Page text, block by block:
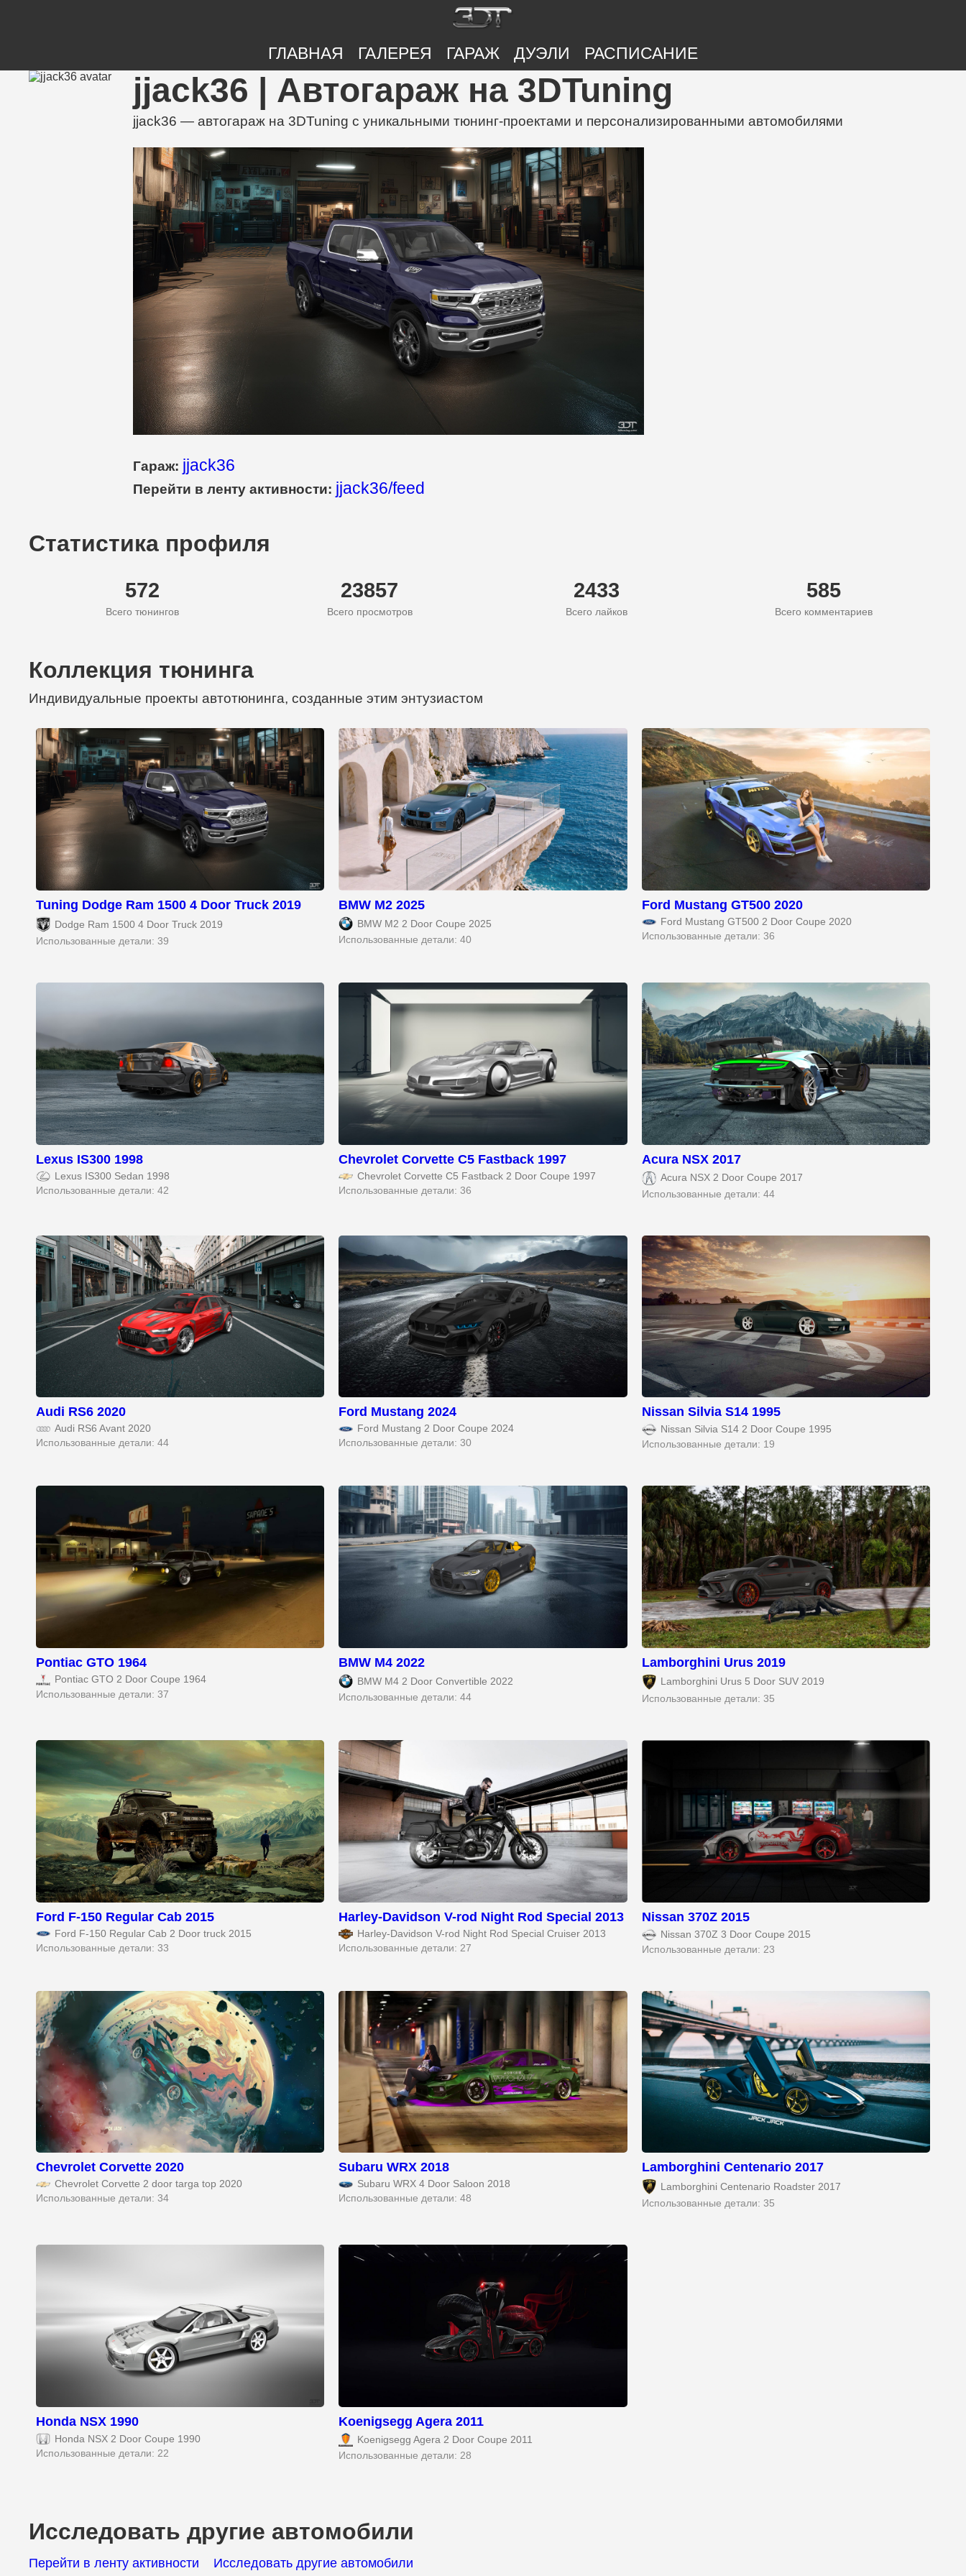
ГЛАВНАЯ ГАЛЕРЕЯ ГАРАЖ ДУЭЛИ РАСПИСАНИЕ
jjack36 | Автогараж на 3DTuning
jjack36 — автогараж на 3DTuning с уникальными тюнинг-проектами и персонализированными автомобилями
Гараж: jjack36
Перейти в ленту активности: jjack36/feed
Статистика профиля
572
Всего тюнингов
23857
Всего просмотров
2433
Всего лайков
585
Всего комментариев
Коллекция тюнинга
Индивидуальные проекты автотюнинга, созданные этим энтузиастом
Tuning Dodge Ram 1500 4 Door Truck 2019
Dodge Ram 1500 4 Door Truck 2019
Использованные детали: 39
BMW M2 2025
BMW M2 2 Door Coupe 2025
Использованные детали: 40
Ford Mustang GT500 2020
Ford Mustang GT500 2 Door Coupe 2020
Использованные детали: 36
Lexus IS300 1998
Lexus IS300 Sedan 1998
Использованные детали: 42
Chevrolet Corvette C5 Fastback 1997
Chevrolet Corvette C5 Fastback 2 Door Coupe 1997
Использованные детали: 36
Acura NSX 2017
Acura NSX 2 Door Coupe 2017
Использованные детали: 44
Audi RS6 2020
Audi RS6 Avant 2020
Использованные детали: 44
Ford Mustang 2024
Ford Mustang 2 Door Coupe 2024
Использованные детали: 30
Nissan Silvia S14 1995
Nissan Silvia S14 2 Door Coupe 1995
Использованные детали: 19
Pontiac GTO 1964
Pontiac GTO 2 Door Coupe 1964
Использованные детали: 37
BMW M4 2022
BMW M4 2 Door Convertible 2022
Использованные детали: 44
Lamborghini Urus 2019
Lamborghini Urus 5 Door SUV 2019
Использованные детали: 35
Ford F-150 Regular Cab 2015
Ford F-150 Regular Cab 2 Door truck 2015
Использованные детали: 33
Harley-Davidson V-rod Night Rod Special 2013
Harley-Davidson V-rod Night Rod Special Cruiser 2013
Использованные детали: 27
Nissan 370Z 2015
Nissan 370Z 3 Door Coupe 2015
Использованные детали: 23
Chevrolet Corvette 2020
Chevrolet Corvette 2 door targa top 2020
Использованные детали: 34
Subaru WRX 2018
Subaru WRX 4 Door Saloon 2018
Использованные детали: 48
Lamborghini Centenario 2017
Lamborghini Centenario Roadster 2017
Использованные детали: 35
Honda NSX 1990
Honda NSX 2 Door Coupe 1990
Использованные детали: 22
Koenigsegg Agera 2011
Koenigsegg Agera 2 Door Coupe 2011
Использованные детали: 28
Исследовать другие автомобили
Перейти в ленту активности Исследовать другие автомобили